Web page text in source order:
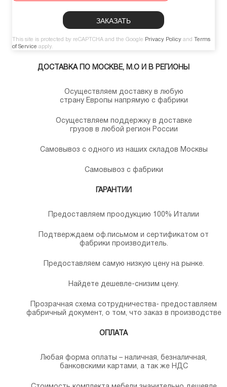
This site is protected by reCAPTCHA and the Google Privacy Policy and
Terms
of Service apply.
ДОСТАВКА ПО МОСКВЕ, М.О И В РЕГИОНЫ
Осуществляем доставку в любую
страну Европы напрямую с фабрики
Осуществляем поддержку в доставке
грузов в любой регион России
Самовывоз с одного из наших складов Москвы
Самовывоз с фабрики
ГАРАНТИИ
Предоставляем проодукцию 100% Италии
Подтверждаем оф.письмом и сертификатом от
фабрики производитель.
Предоставляем самую низкую цену на рынке.
Найдете дешевле-снизим цену.
Прозрачная схема сотрудничества- предоставляем
фабричный документ, о том, что заказ в производстве
ОПЛАТА
Любая форма оплаты – наличная, безналичная,
банковскими картами, а так же НДС